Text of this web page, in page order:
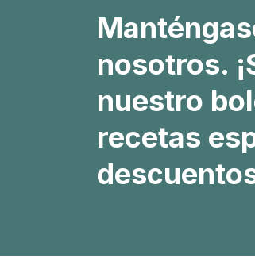
nosotros.
nuestro
recetas